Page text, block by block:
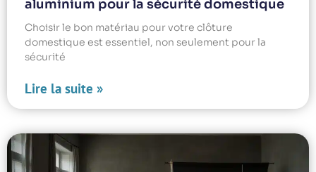
aluminium pour la sécurité domestique
Choisir le bon matériau pour votre clôture
domestique est essentiel, non seulement pour la
sécurité
Lire la suite »